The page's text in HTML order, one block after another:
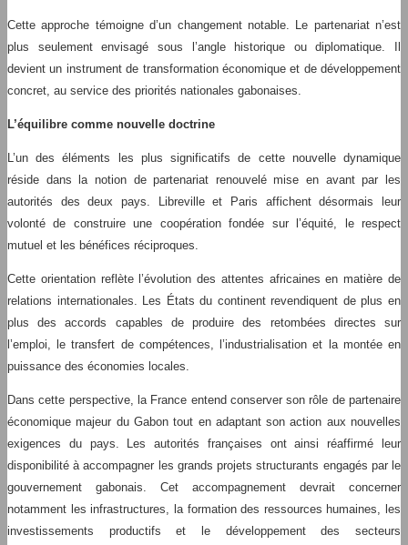
Cette approche témoigne d’un changement notable. Le partenariat n’est
plus seulement envisagé sous l’angle historique ou diplomatique. Il
devient un instrument de transformation économique et de développement
concret, au service des priorités nationales gabonaises.
L’équilibre comme nouvelle doctrine
L’un des éléments les plus significatifs de cette nouvelle dynamique
réside dans la notion de partenariat renouvelé mise en avant par les
autorités des deux pays. Libreville et Paris affichent désormais leur
volonté de construire une coopération fondée sur l’équité, le respect
mutuel et les bénéfices réciproques.
Cette orientation reflète l’évolution des attentes africaines en matière de
relations internationales. Les États du continent revendiquent de plus en
plus des accords capables de produire des retombées directes sur
l’emploi, le transfert de compétences, l’industrialisation et la montée en
puissance des économies locales.
Dans cette perspective, la France entend conserver son rôle de partenaire
économique majeur du Gabon tout en adaptant son action aux nouvelles
exigences du pays. Les autorités françaises ont ainsi réaffirmé leur
disponibilité à accompagner les grands projets structurants engagés par le
gouvernement gabonais. Cet accompagnement devrait concerner
notamment les infrastructures, la formation des ressources humaines, les
investissements productifs et le développement des secteurs